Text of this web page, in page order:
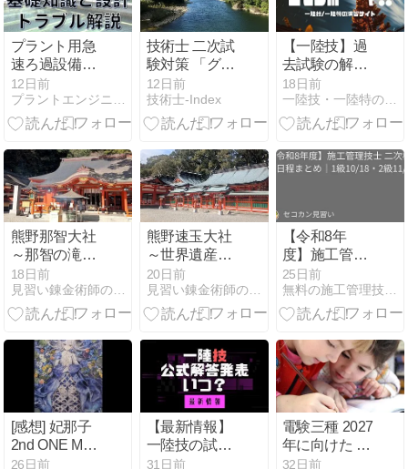
プラント用急
速ろ過設備の
基礎知識と計
画・設計・ト
ラブル対応マ
12日前
技術士 二次試
験対策 「グリ
ーンインフ
ラ」徹底解説
12日前
技術士-Index
【一陸技】過
去試験の解答
アンケートま
とめ
18日前
一陸技・一陸特のﾑｾﾝﾎﾞｰﾔ!!
熊野那智大社
～那智の滝を
臨む熊野三山
の一社～
18日前
見習い錬金術師の奮闘記
熊野速玉大社
～世界遺産の
熊野三山の一
角～
20日前
見習い錬金術師の奮闘記
【令和8年
度】施工管理
技士 二次検定
日程まとめ｜
1級10/18・2
25日前
[感想] 妃那子
2nd ONE MAN
LIVEー静謐な
26日前
【最新情報】
一陸技の試験
日・解答発表
31日前
電験三種 2027
年に向けた 最
新の勉強方法
32日前